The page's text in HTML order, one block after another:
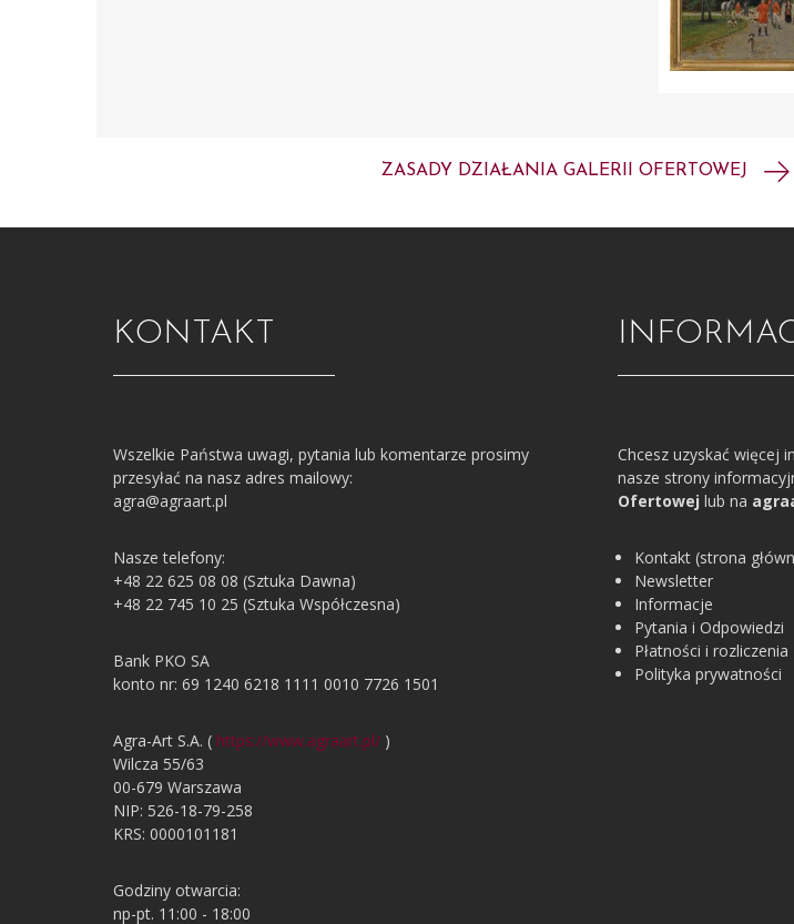
ZASADY DZIAŁANIA GALERII OFERTOWEJ
Chcesz uzyskać więcej
nasze strony
Ofertowej lub na
Kontakt (strona
Newsletter
Informacje
Pytania i Odpowiedzi
Płatności i rozliczenia
Polityka prywatności
KONTAKT
Wszelkie Państwa uwagi, pytania lub komentarze prosimy
przesyłać na nasz adres mailowy:
agra@agraart.pl
Nasze telefony:
+48 22 625 08 08 (Sztuka Dawna)
+48 22 745 10 25 (Sztuka Współczesna)
Bank PKO SA
konto nr: 69 1240 6218 1111 0010 7726 1501
Agra-Art S.A. ( https://www.agraart.pl/ )
Wilcza 55/63
00-679 Warszawa
NIP: 526-18-79-258
KRS: 0000101181
Godziny otwarcia:
np-pt. 11:00 - 18:00